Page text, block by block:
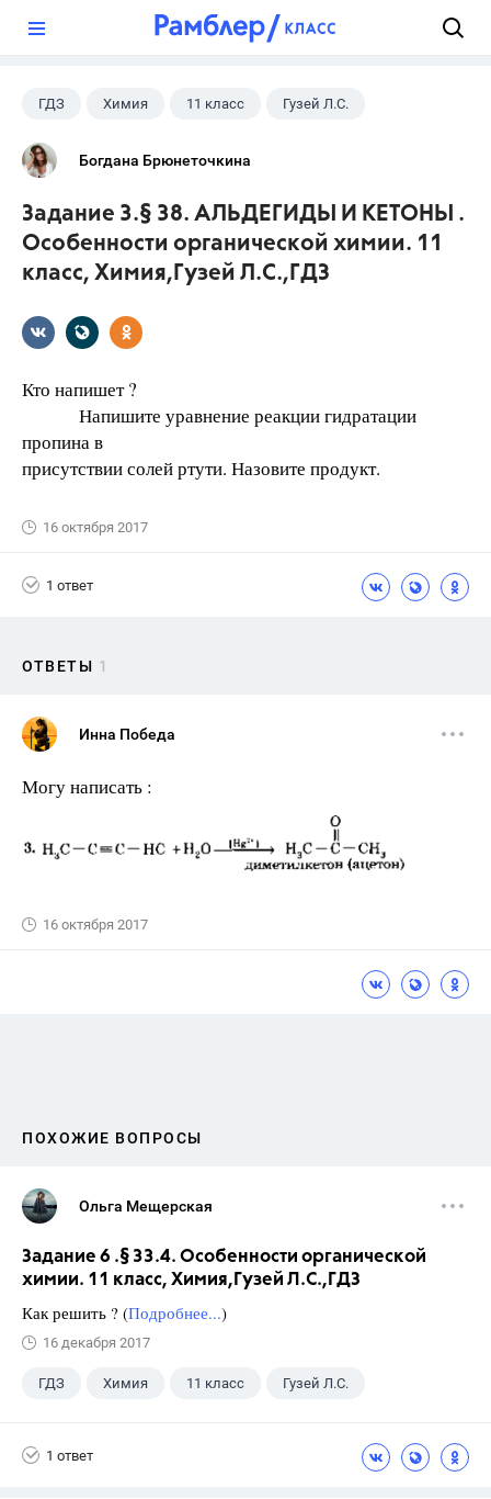
ГДЗ Химия 11 класс Гузей Л.С.
Богдана Брюнеточкина
Задание 3.§ 38. АЛЬДЕГИДЫ И КЕТОНЫ .
Особенности органической химии. 11
класс, Химия,Гузей Л.С.,ГДЗ
Кто напишет ?
Напишите уравнение реакции гидратации
пропина в
присутствии солей ртути. Назовите продукт.
16 октября 2017
1 ответ
ОТВЕТЫ 1
Инна Победа
Могу написать :
16 октября 2017
ПОХОЖИЕ ВОПРОСЫ
Ольга Мещерская
Задание 6 .§ 33.4. Особенности органической
химии. 11 класс, Химия,Гузей Л.С.,ГДЗ
Как решить ? (Подробнее...)
16 декабря 2017
ГДЗ Химия 11 класс Гузей Л.С.
1 ответ